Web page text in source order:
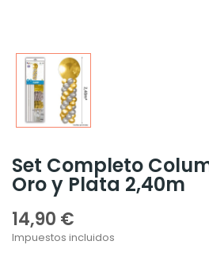
Set Completo
Oro y Plata 2,40m
14,90 €
Impuestos incluidos